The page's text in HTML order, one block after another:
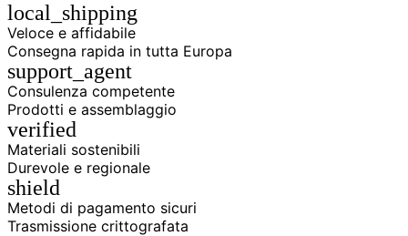
local_shipping
Veloce e affidabile
Consegna rapida in tutta Europa
support_agent
Consulenza competente
Prodotti e assemblaggio
verified
Materiali sostenibili
Durevole e regionale
shield
Metodi di pagamento sicuri
Trasmissione crittografata